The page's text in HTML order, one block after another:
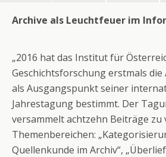
Archive als Leuchtfeuer im
„2016 hat das Institut für
Geschichtsforschung erstmals
als Ausgangspunkt seiner
Jahrestagung bestimmt. Der
versammelt achtzehn Beiträge zu
Themenbereichen:
Quellenkunde im Archiv“,